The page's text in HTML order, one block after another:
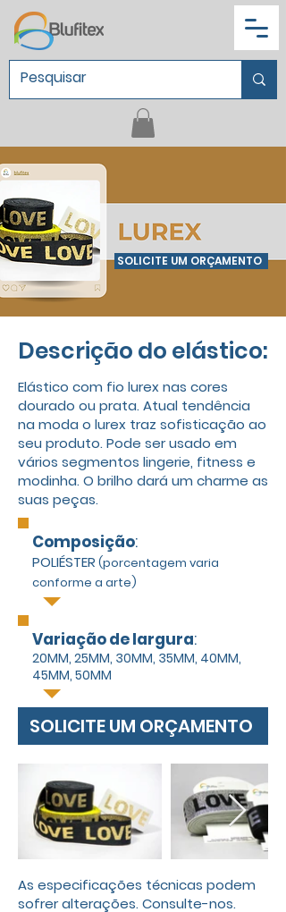
SOLICITE UM ORÇAMENTO
Descrição do elástico:
Elástico com fio lurex nas cores
dourado ou prata. Atual tendência
na moda o lurex traz sofisticação ao
seu produto. Pode ser usado em
vários segmentos lingerie, fitness e
modinha. O brilho dará um charme as
suas peças.
Composição:
POLIÉSTER (porcentagem varia
conforme a arte)
Variação de largura:
20MM, 25MM, 30MM, 35MM, 40MM,
45MM, 50MM
SOLICITE UM ORÇAMENTO
As especificações técnicas podem
sofrer alterações. Consulte-nos.